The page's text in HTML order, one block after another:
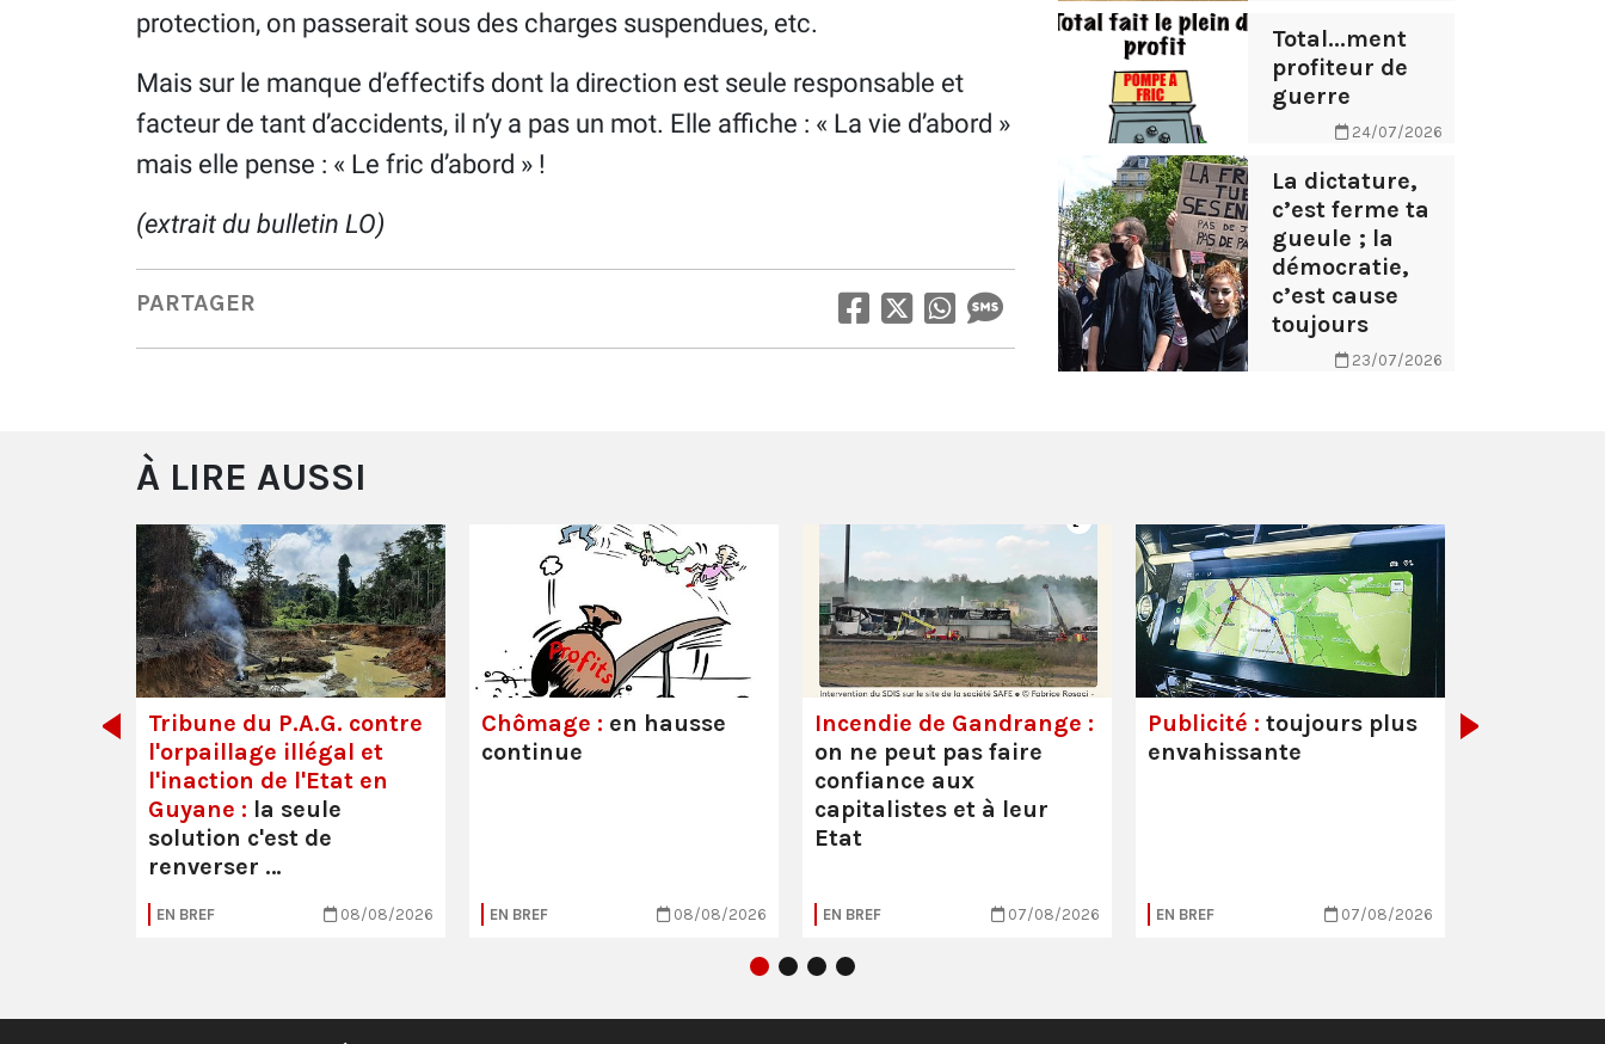
protection, on passerait sous des charges suspendues, etc.
Mais sur le manque d’effectifs dont la direction est seule responsable et
facteur de tant d’accidents, il n’y a pas un mot. Elle affiche : « La vie d’abord »
mais elle pense : « Le fric d’abord » !
(extrait du bulletin LO)
PARTAGER
Total...ment
profiteur de
guerre
24/07/2026
La dictature,
c’est ferme ta
gueule ; la
démocratie,
c’est cause
toujours
23/07/2026
À LIRE AUSSI
Tribune du P.A.G. contre
l'orpaillage illégal et
l'inaction de l'Etat en
Guyane : la seule
solution c'est de
renverser …
EN BREF 08/08/2026
Chômage : en hausse
continue
EN BREF 08/08/2026
Incendie de Gandrange :
on ne peut pas faire
confiance aux
capitalistes et à leur
Etat
EN BREF 07/08/2026
Publicité : toujours plus
envahissante
EN BREF 07/08/2026